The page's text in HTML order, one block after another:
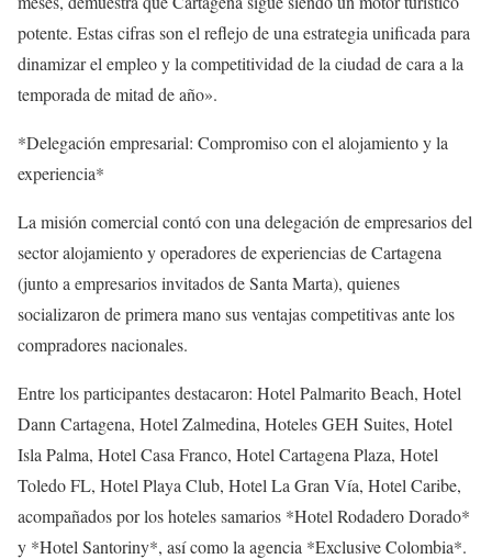
potente. Estas cifras son el reflejo de una estrategia unificada para
dinamizar el empleo y la competitividad de la ciudad de cara a la
temporada de mitad de año».
*Delegación empresarial: Compromiso con el alojamiento y la
experiencia*
La misión comercial contó con una delegación de empresarios del
sector alojamiento y operadores de experiencias de Cartagena
(junto a empresarios invitados de Santa Marta), quienes
socializaron de primera mano sus ventajas competitivas ante los
compradores nacionales.
Entre los participantes destacaron: Hotel Palmarito Beach, Hotel
Dann Cartagena, Hotel Zalmedina, Hoteles GEH Suites, Hotel
Isla Palma, Hotel Casa Franco, Hotel Cartagena Plaza, Hotel
Toledo FL, Hotel Playa Club, Hotel La Gran Vía, Hotel Caribe,
acompañados por los hoteles samarios *Hotel Rodadero Dorado*
y *Hotel Santoriny*, así como la agencia *Exclusive Colombia*.